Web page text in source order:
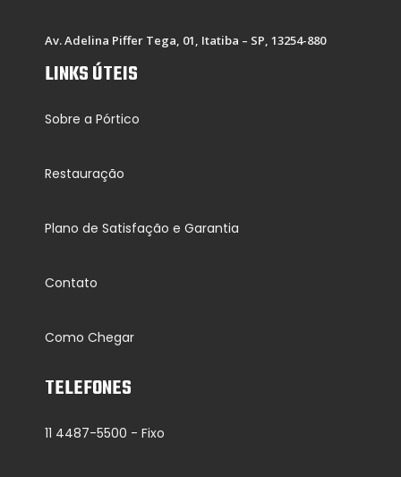
Av. Adelina Piffer Tega, 01, Itatiba – SP, 13254-880
LINKS ÚTEIS
Sobre a Pórtico
Restauração
Plano de Satisfação e Garantia
Contato
Como Chegar
TELEFONES
11 4487-5500 - Fixo